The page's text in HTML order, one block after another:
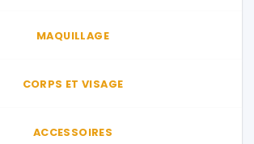
MAQUILLAGE
CORPS ET VISAGE
ACCESSOIRES